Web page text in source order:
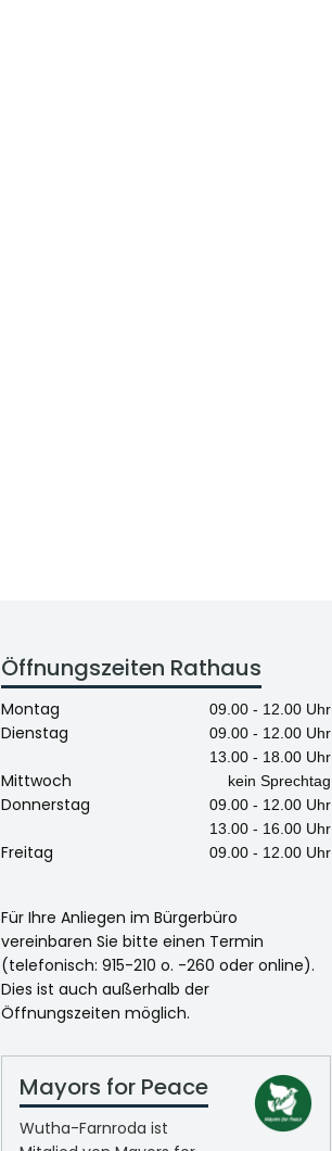
Öffnungszeiten Rathaus
Montag 09.00 - 12.00 Uhr
Dienstag
09.00 - 12.00 Uhr
13.00 - 18.00 Uhr
Mittwoch kein Sprechtag
Donnerstag
09.00 - 12.00 Uhr
13.00 - 16.00 Uhr
Freitag 09.00 - 12.00 Uhr
Für Ihre Anliegen im Bürgerbüro
vereinbaren Sie bitte einen Termin
(telefonisch: 915-210 o. -260 oder online).
Dies ist auch außerhalb der
Öffnungszeiten möglich.
Mayors for Peace
Wutha-Farnroda ist